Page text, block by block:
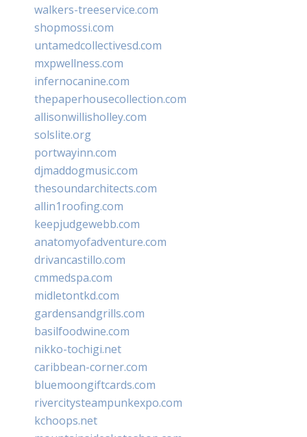
walkers-treeservice.com
shopmossi.com
untamedcollectivesd.com
mxpwellness.com
infernocanine.com
thepaperhousecollection.com
allisonwillisholley.com
solslite.org
portwayinn.com
djmaddogmusic.com
thesoundarchitects.com
allin1roofing.com
keepjudgewebb.com
anatomyofadventure.com
drivancastillo.com
cmmedspa.com
midletontkd.com
gardensandgrills.com
basilfoodwine.com
nikko-tochigi.net
caribbean-corner.com
bluemoongiftcards.com
rivercitysteampunkexpo.com
kchoops.net